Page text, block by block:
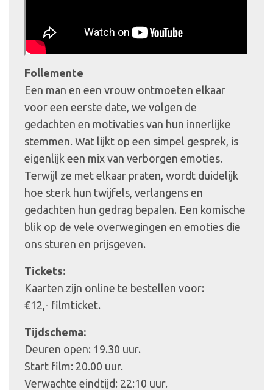
Follemente
Een man en een vrouw ontmoeten elkaar
voor een eerste date, we volgen de
gedachten en motivaties van hun innerlijke
stemmen. Wat lijkt op een simpel gesprek, is
eigenlijk een mix van verborgen emoties.
Terwijl ze met elkaar praten, wordt duidelijk
hoe sterk hun twijfels, verlangens en
gedachten hun gedrag bepalen. Een komische
blik op de vele overwegingen en emoties die
ons sturen en prijsgeven.
Tickets:
Kaarten zijn online te bestellen voor:
€12,- filmticket.
Tijdschema:
Deuren open: 19.30 uur.
Start film: 20.00 uur.
Verwachte eindtijd: 22:10 uur.